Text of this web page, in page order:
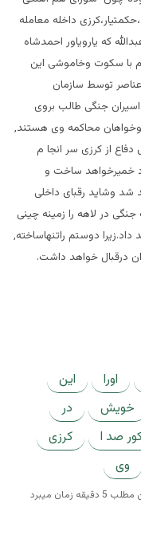
داخله معامله
که یارویاور احمدشاه
با سکوت وخاموشی این
عناصر توسط سازمان
اسیران جنگی طالب بروی
وخواهان محاکمه وی هستند,
از کرزی سر انجا م
خمیرخواهد ساخت و
شد وشاید رقبای داخلی
در لاهه را زمینه چینی
دوستم راتنهاساخته,
درقبال خواهد داشت.
اورا
این
خویش
در
صد ا
کرزی
وی
زمان میبرد